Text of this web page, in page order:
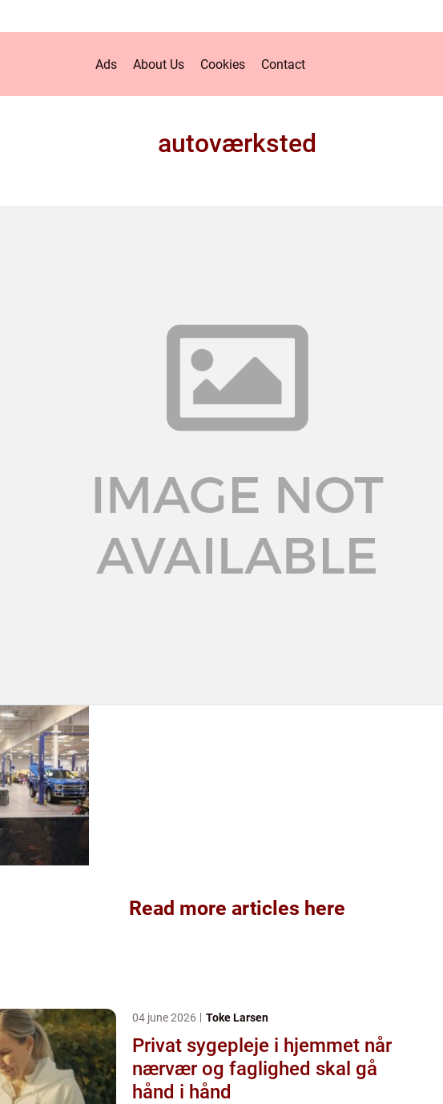
Ads About Us Cookies Contact
autoværksted
Read more articles here
04 june 2026 Toke Larsen
Privat sygepleje i hjemmet når
nærvær og faglighed skal gå
hånd i hånd